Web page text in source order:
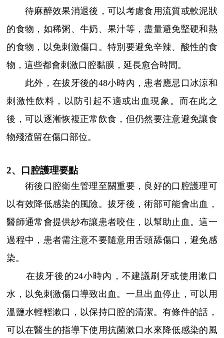
待麻醉效果消退後，可以考慮食用流質或軟泥狀
的食物，如稀粥、牛奶、果汁等，盡量避免堅硬和熱
的食物，以免刺激傷口。特別要避免辛辣、酸性的食
物，這些都會刺激口腔黏膜，延長愈合時間。
此外，在拔牙後的48小時內，患者應忌口冰涼和
刺激性飲料，以防引起不適或出血現象。而在此之
後，可以逐漸恢複正常飲食，但仍然要注意避免讓食
物殘渣留在傷口部位。
2、口腔護理要點
術後口腔衛生管理至關重要，良好的口腔護理可
以有效降低感染的風險。拔牙後，術部可能會出血，
醫師通常會提供紗布讓患者咬住，以幫助止血。這一
過程中，患者需注意不要隨意用舌頭舔傷口，避免感
染。
在拔牙後的24小時內，不建議刷牙或使用漱口
水，以免刺激傷口導致出血。一旦出血停止，可以用
溫鹽水輕輕漱口，以保持口腔的清潔。有條件的話，
可以在醫生的指導下使用抗菌漱口水來降低感染的風